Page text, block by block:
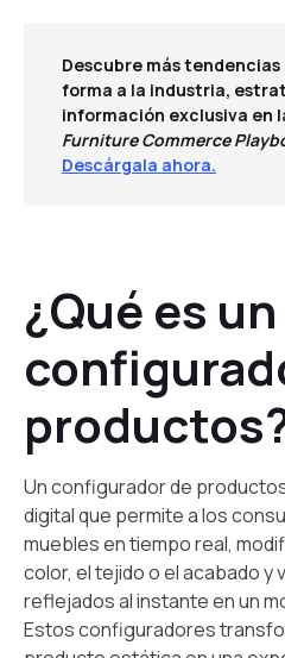
Descubre más
forma a la industria,
información exclusiva en
Furniture Commerce
Descárgala ahora.
¿Qué es un
Un configurador de
digital que permite a los
muebles en tiempo real,
color, el tejido o el acabado y
reflejados al instante en un
Estos configuradores